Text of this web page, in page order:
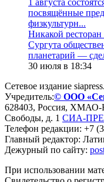
посвящённые
физкультурн...
​Никакой
Сургута
планетарий —
30 июля в 18:34
Сетевое издание
Учредитель:© ООО
628403, Россия, ХМАО-
Свободы, д. 1 СИА-
Телефон редакции: +7
Главный редактор:
Дежурный по сайту:
При использовании